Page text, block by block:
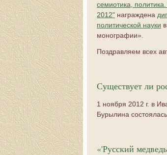
семиотика,
2012" награждена
политической науки
монографии».
Поздравляем всех
Существует ли
1 ноября 2012 г. в
Бурылина
«'Русский